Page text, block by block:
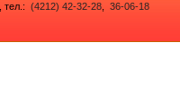
, тел.: (4212) 42-32-28 36-06-18